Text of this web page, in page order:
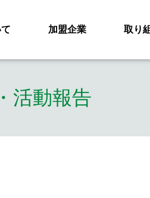
加盟企業 取り
活動報告